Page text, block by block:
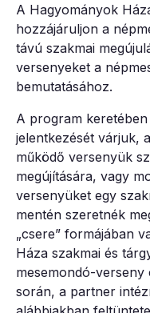
A Hagyományok
hozzájáruljon a
távú szakmai
versenyeket a
bemutatásához.
A program
jelentkezését várjuk,
működő versenyük
megújítására, vagy
versenyüket egy
mentén szeretnék
„csere” formájában
Háza szakmai és
mesemondó-verseny
során, a partner